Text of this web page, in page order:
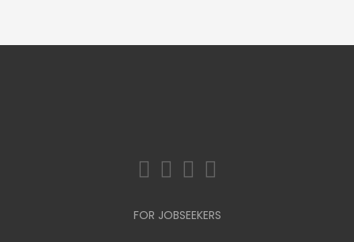
FOR JOBSEEKERS